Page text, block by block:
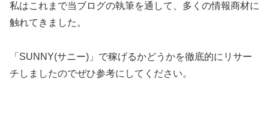
私はこれまで当ブログの執筆を通して、多くの情報商材に
触れてきました。
「SUNNY(サニー)」で稼げるかどうかを徹底的にリサー
チしましたのでぜひ参考にしてください。